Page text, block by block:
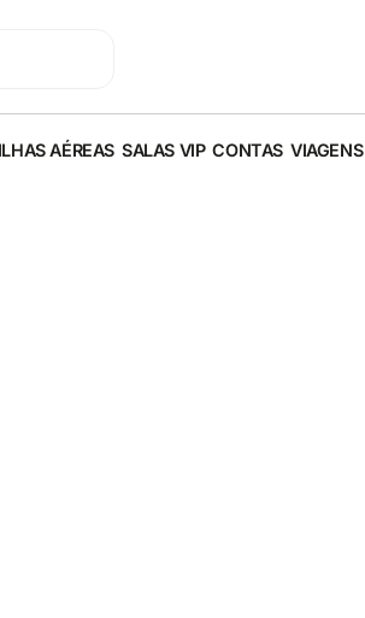
AÉREAS SALAS VIP CONTAS VIAGENS